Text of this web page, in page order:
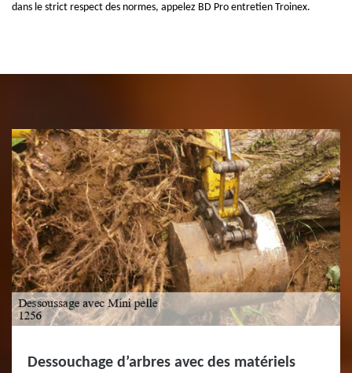
dans le strict respect des normes, appelez BD Pro entretien Troinex.
Dessouchage d’arbres avec des matériels